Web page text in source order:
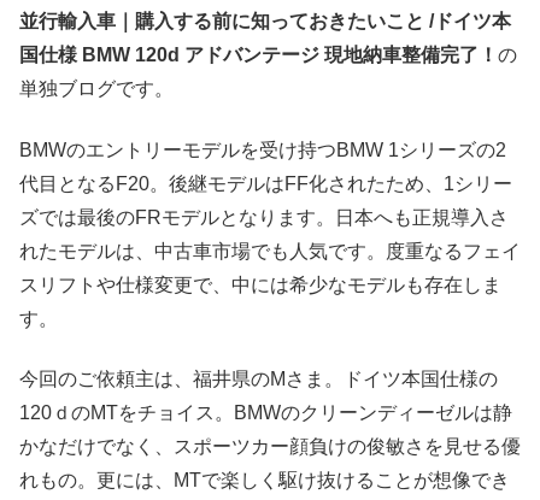
並行輸入車｜購入する前に知っておきたいこと /ドイツ本
国仕様 BMW 120d アドバンテージ 現地納車整備完了！ の
単独ブログです。
BMWのエントリーモデルを受け持つBMW 1シリーズの2
代目となるF20。後継モデルはFF化されたため、1シリー
ズでは最後のFRモデルとなります。日本へも正規導入さ
れたモデルは、中古車市場でも人気です。度重なるフェイ
スリフトや仕様変更で、中には希少なモデルも存在しま
す。
今回のご依頼主は、福井県のMさま。ドイツ本国仕様の
120ｄのMTをチョイス。BMWのクリーンディーゼルは静
かなだけでなく、スポーツカー顔負けの俊敏さを見せる優
れもの。更には、MTで楽しく駆け抜けることが想像でき